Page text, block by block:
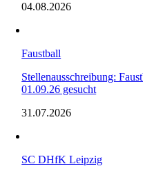
04.08.2026
Faustball
Stellenausschreibung:
01.09.26 gesucht
31.07.2026
SC DHfK Leipzig